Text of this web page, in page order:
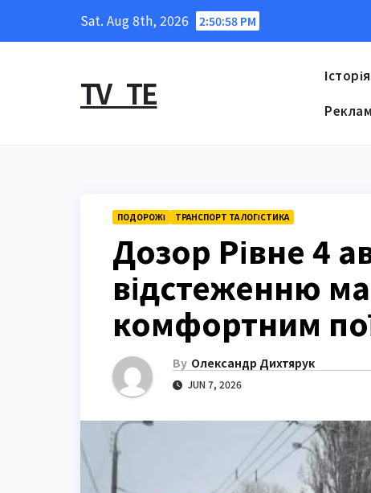
Sat. Aug 8th, 2026 2:50:59 PM
TV_TE Історія
ПОДОРОЖІ ТРАНСПОРТ ТА ЛОГІСТИКА
Дозор Рівне 4
відстеженню
комфортним
By Олександр Дихтярук
JUN 7, 2026